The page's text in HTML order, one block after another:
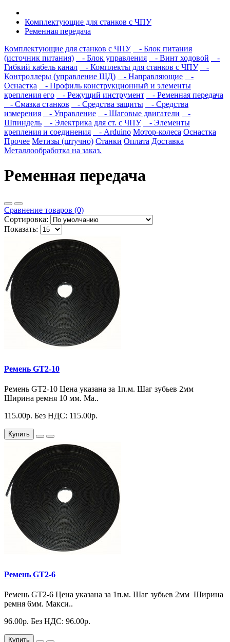
Комплектующие для станков с ЧПУ
Ременная передача
Комплектующие для станков с ЧПУ
- Блок питания
(источник питания)
- Блок управления - Винт ходовой
-
Гибкий кабель канал
- Комплекты для станков с ЧПУ
-
Контроллеры (управление ШД)
- Направляющие
-
Оснастка
- Профиль конструкционный и элементы
крепления его
- Режущий инструмент
- Ременная передача
- Смазка станков
- Средства защиты
- Средства
измерения
- Управление - Шаговые двигатели
-
Шпиндель
- Электрика для ст. с ЧПУ
- Элементы
крепления и соединения
- Arduino Мотор-колеса Оснастка
Прочее Метизы (штучно) Станки Оплата Доставка
Металлообработка на заказ.
Ременная передача
Сравнение товаров (0)
Сортировка:
Показать:
Ремень GT2-10
Ремень GT2-10 Цена указана за 1п.м. Шаг зубьев 2мм
Ширина ремня 10 мм. Ма..
115.00р. Без НДС: 115.00р.
Купить
Ремень GT2-6
Ремень GT2-6 Цена указана за 1п.м. Шаг зубьев 2мм Ширина
ремня 6мм. Макси..
96.00р. Без НДС: 96.00р.
Купить